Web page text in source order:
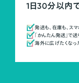
1日30分以内
発送も、在庫も、スマ
「かんたん発送」で
海外に広げたくなっ